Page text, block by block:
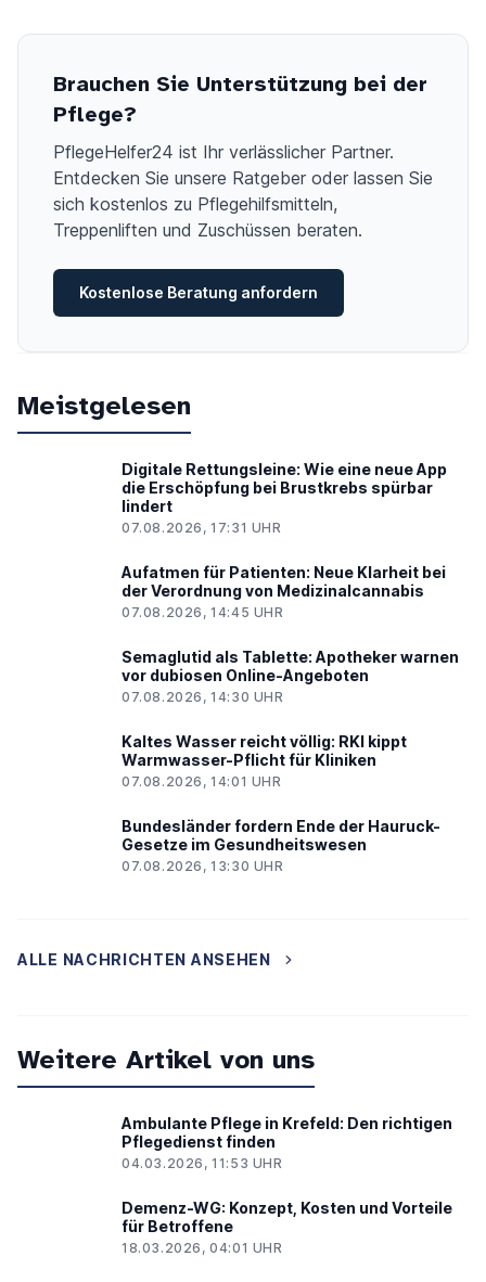
Brauchen Sie Unterstützung bei der
Pflege?
PflegeHelfer24 ist Ihr verlässlicher Partner.
Entdecken Sie unsere Ratgeber oder lassen Sie
sich kostenlos zu Pflegehilfsmitteln,
Treppenliften und Zuschüssen beraten.
Kostenlose Beratung anfordern
Meistgelesen
Digitale Rettungsleine: Wie eine neue App
die Erschöpfung bei Brustkrebs spürbar
lindert
07.08.2026, 17:31 UHR
Aufatmen für Patienten: Neue Klarheit bei
der Verordnung von Medizinalcannabis
07.08.2026, 14:45 UHR
Semaglutid als Tablette: Apotheker warnen
vor dubiosen Online-Angeboten
07.08.2026, 14:30 UHR
Kaltes Wasser reicht völlig: RKI kippt
Warmwasser-Pflicht für Kliniken
07.08.2026, 14:01 UHR
Bundesländer fordern Ende der Hauruck-
Gesetze im Gesundheitswesen
07.08.2026, 13:30 UHR
ALLE NACHRICHTEN ANSEHEN
Weitere Artikel von uns
Ambulante Pflege in Krefeld: Den richtigen
Pflegedienst finden
04.03.2026, 11:53 UHR
Demenz-WG: Konzept, Kosten und Vorteile
für Betroffene
18.03.2026, 04:01 UHR